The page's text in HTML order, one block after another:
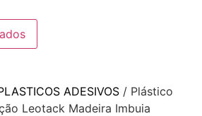
ADESIVOS / Plástico
Leotack Madeira Imbuia